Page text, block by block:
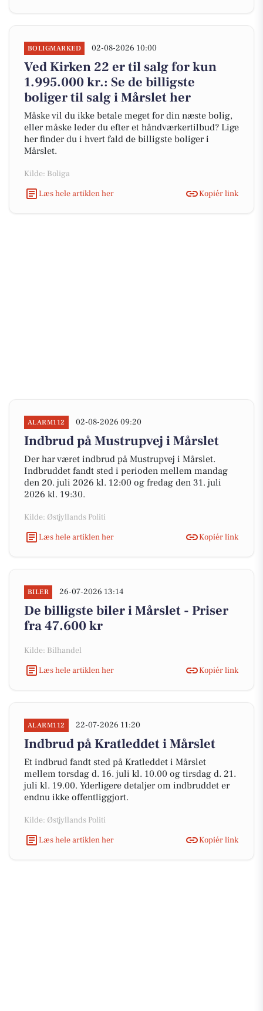
BOLIGMARKED 02-08-2026 10:00
Ved Kirken 22 er til salg for kun
1.995.000 kr.: Se de billigste
boliger til salg i Mårslet her
Måske vil du ikke betale meget for din næste bolig,
eller måske leder du efter et håndværkertilbud? Lige
her finder du i hvert fald de billigste boliger i
Mårslet.
Kilde: Boliga
Læs hele artiklen her
Kopiér link
ALARM112 02-08-2026 09:20
Indbrud på Mustrupvej i Mårslet
Der har været indbrud på Mustrupvej i Mårslet.
Indbruddet fandt sted i perioden mellem mandag
den 20. juli 2026 kl. 12:00 og fredag den 31. juli
2026 kl. 19:30.
Kilde: Østjyllands Politi
Læs hele artiklen her
Kopiér link
BILER 26-07-2026 13:14
De billigste biler i Mårslet - Priser
fra 47.600 kr
Kilde: Bilhandel
Læs hele artiklen her
Kopiér link
ALARM112 22-07-2026 11:20
Indbrud på Kratleddet i Mårslet
Et indbrud fandt sted på Kratleddet i Mårslet
mellem torsdag d. 16. juli kl. 10.00 og tirsdag d. 21.
juli kl. 19.00. Yderligere detaljer om indbruddet er
endnu ikke offentliggjort.
Kilde: Østjyllands Politi
Læs hele artiklen her
Kopiér link